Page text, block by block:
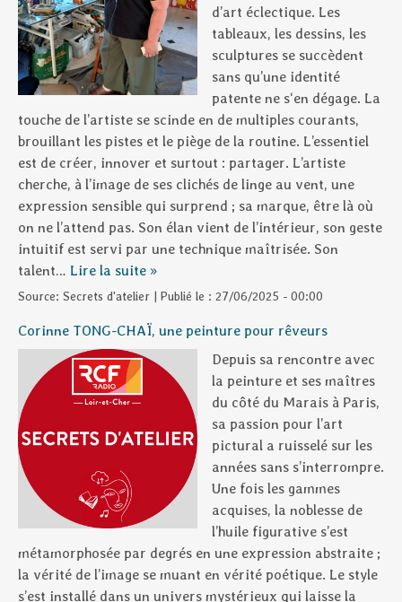
d’art éclectique. Les
tableaux, les dessins, les
sculptures se succèdent
sans qu’une identité
patente ne s‘en dégage. La
touche de l’artiste se scinde en de multiples courants,
brouillant les pistes et le piège de la routine. L’essentiel
est de créer, innover et surtout : partager. L’artiste
cherche, à l’image de ses clichés de linge au vent, une
expression sensible qui surprend ; sa marque, être là où
on ne l’attend pas. Son élan vient de l’intérieur, son geste
intuitif est servi par une technique maîtrisée. Son
talent… Lire la suite »
Source: Secrets d'atelier | Publié le : 27/06/2025 - 00:00
Corinne TONG-CHAÏ, une peinture pour rêveurs
Depuis sa rencontre avec
la peinture et ses maîtres
du côté du Marais à Paris,
sa passion pour l’art
pictural a ruisselé sur les
années sans s’interrompre.
Une fois les gammes
acquises, la noblesse de
l’huile figurative s’est
métamorphosée par degrés en une expression abstraite ;
la vérité de l’image se muant en vérité poétique. Le style
s’est installé dans un univers mystérieux qui laisse la